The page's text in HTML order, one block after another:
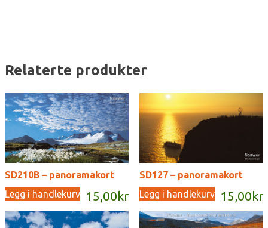
Relaterte produkter
SD210B – panoramakort
15,00 kr
Legg i handlekurv
SD127 – panoramakort
15,00 kr
Legg i handlekurv